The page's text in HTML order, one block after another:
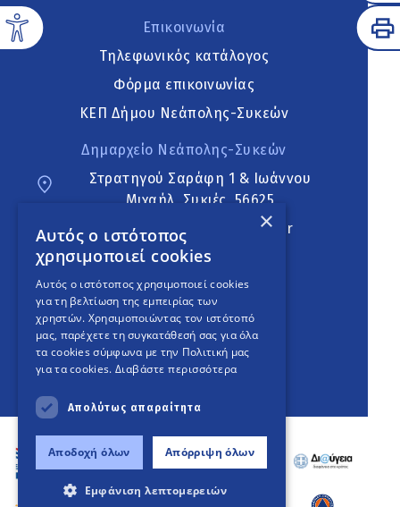
Επικοινωνία
Τηλεφωνικός κατάλογος
Φόρμα επικοινωνίας
ΚΕΠ Δήμου Νεάπολης-Συκεών
Δημαρχείο Νεάπολης-Συκεών
Στρατηγού Σαράφη 1 & Ιωάννου
Μιχαήλ, Συκιές, 56625
neapoli.sykies@ddt.gov.gr
Ακολουθήστε
English Version
An project
×
Αυτός ο ιστότοπος
χρησιμοποιεί cookies
Αυτός ο ιστότοπος χρησιμοποιεί cookies
για τη βελτίωση της εμπειρίας των
χρηστών. Χρησιμοποιώντας τον ιστότοπό
μας, παρέχετε τη συγκατάθεσή σας για όλα
τα cookies σύμφωνα με την Πολιτική μας
για τα cookies. Διαβάστε περισσότερα
Απολύτως απαραίτητα
Αποδοχή όλων Απόρριψη όλων
Εμφάνιση λεπτομερειών